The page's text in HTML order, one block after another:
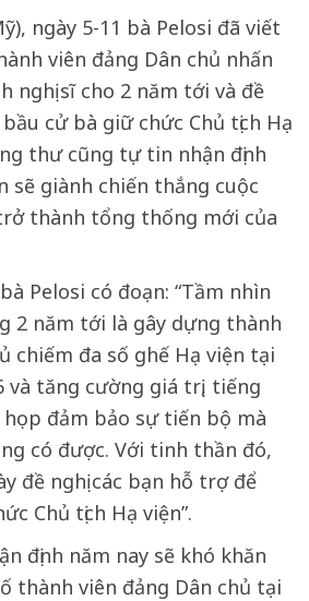
ngày 5-11 bà Pelosi đã viết
viên đảng Dân chủ nhấn
nghị sĩ cho 2 năm tới và đề
cử bà giữ chức Chủ tịch Hạ
thư cũng tự tin nhận định
sẽ giành chiến thắng cuộc
thành tổng thống mới của
Pelosi có đoạn: “Tầm nhìn
2 năm tới là gây dựng thành
chiếm đa số ghế Hạ viện tại
và tăng cường giá trị, tiếng
họp đảm bảo sự tiến bộ mà
có được. Với tinh thần đó,
đề nghị các bạn hỗ trợ để
Chủ tịch Hạ viện”.
định năm nay sẽ khó khăn
thành viên đảng Dân chủ tại